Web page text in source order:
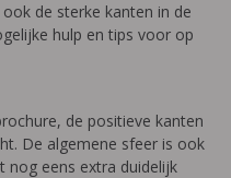
de sterke kanten in de
hulp en tips voor op
de positieve kanten
De algemene sfeer is ook
eens extra duidelijk